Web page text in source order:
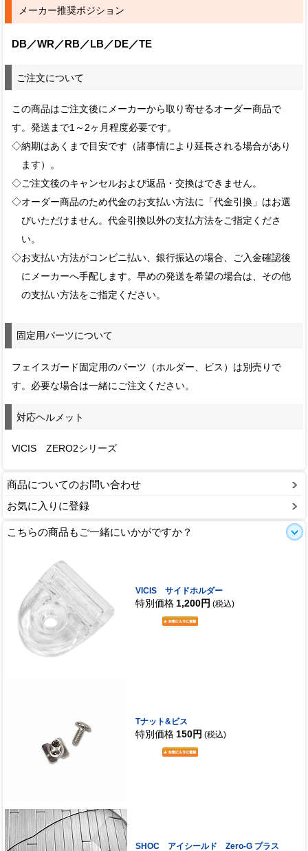
メーカー推奨ポジション
DB／WR／RB／LB／DE／TE
ご注文について
この商品はご注文後にメーカーから取り寄せるオーダー商品で
す。発送まで1～2ヶ月程度必要です。
◇納期はあくまで目安です（諸事情により延長される場合があり
ます）。
◇ご注文後のキャンセルおよび返品・交換はできません。
◇オーダー商品のため代金のお支払い方法に「代金引換」はお選
びいただけません。代金引換以外の支払方法をご指定くださ
い。
◇お支払い方法がコンビニ払い、銀行振込の場合、ご入金確認後
にメーカーへ手配します。早めの発送を希望の場合は、その他
の支払い方法をご指定ください。
固定用パーツについて
フェイスガード固定用のパーツ（ホルダー、ビス）は別売りで
す。必要な場合は一緒にご注文ください。
対応ヘルメット
VICIS ZERO2シリーズ
商品についてのお問い合わせ
お気に入りに登録
こちらの商品もご一緒にいかがですか？
VICIS サイドホルダー
特別価格 1,200円 (税込)
Tナット&ビス
特別価格 150円 (税込)
SHOC アイシールド Zero-G プラス